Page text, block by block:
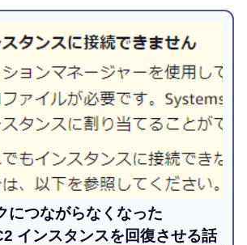
につながらなくなった
インスタンスを回復させる話